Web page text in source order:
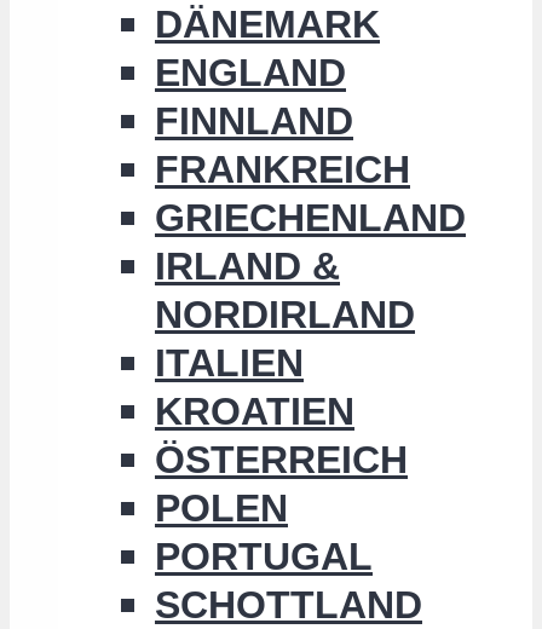
DÄNEMARK
ENGLAND
FINNLAND
FRANKREICH
GRIECHENLAND
IRLAND &
NORDIRLAND
ITALIEN
KROATIEN
ÖSTERREICH
POLEN
PORTUGAL
SCHOTTLAND